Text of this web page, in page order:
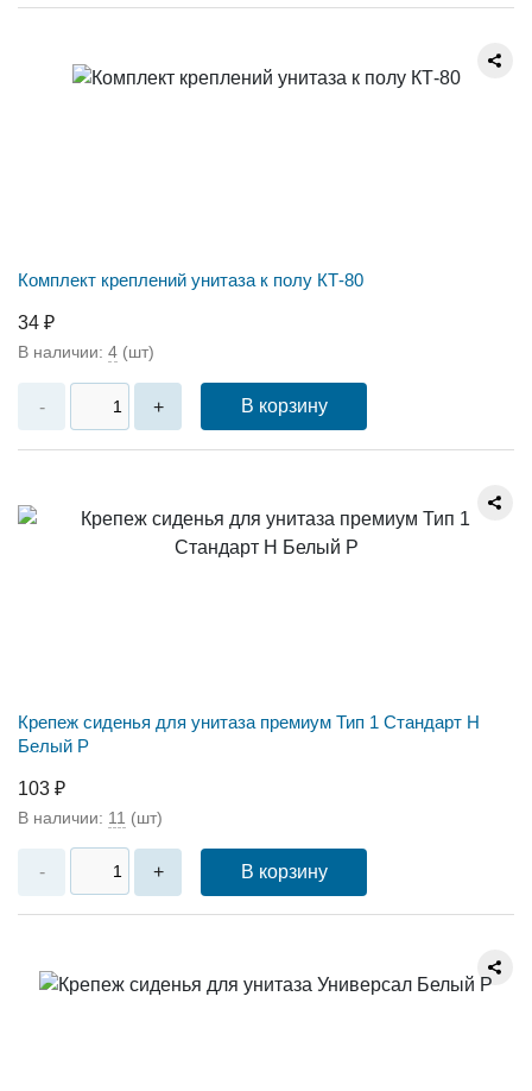
Комплект креплений унитаза к полу КТ-80
34 ₽
В наличии: 4 (шт)
- + В корзину
Крепеж сиденья для унитаза премиум Тип 1 Стандарт Н
Белый Р
103 ₽
В наличии: 11 (шт)
- + В корзину